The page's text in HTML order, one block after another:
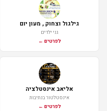
גילגול וצחוק , מעון יום
גני ילדים
לפרטים ←
אליאב אינסטלציה
אינסטלטור בנתיבות
לפרטים ←